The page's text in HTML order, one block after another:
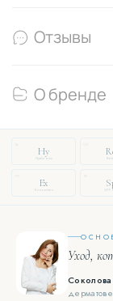
Отзывы
О бренде
14
Hy
Hyaluronic
Ex
Exosomes SPF
Уход,